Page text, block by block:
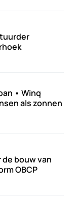
• Winq
als zonnen
bouw van
OBCP